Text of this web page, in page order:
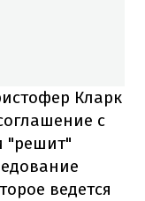
Кларк
с
"решит"
ведется